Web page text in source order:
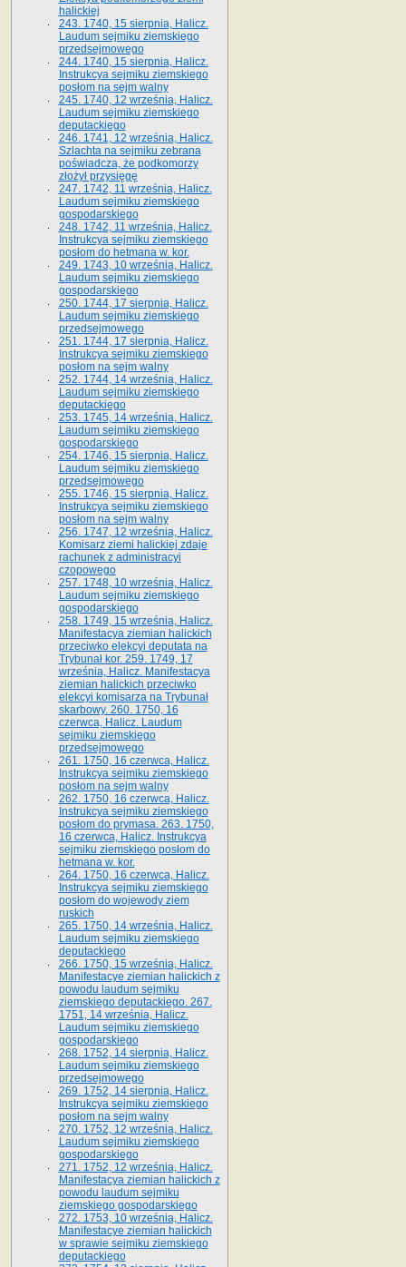
halickiej
243. 1740, 15 sierpnia, Halicz.
Laudum sejmiku ziemskiego
przedsejmowego
244. 1740, 15 sierpnia, Halicz.
Instrukcya sejmiku ziemskiego
posłom na sejm walny
245. 1740, 12 września, Halicz.
Laudum sejmiku ziemskiego
deputackiego
246. 1741, 12 września, Halicz.
Szlachta na sejmiku zebrana
poświadcza, że podkomorzy
złożył przysięgę
247. 1742, 11 września, Halicz.
Laudum sejmiku ziemskiego
gospodarskiego
248. 1742, 11 września, Halicz.
Instrukcya sejmiku ziemskiego
posłom do hetmana w. kor.
249. 1743, 10 września, Halicz.
Laudum sejmiku ziemskiego
gospodarskiego
250. 1744, 17 sierpnia, Halicz.
Laudum sejmiku ziemskiego
przedsejmowego
251. 1744, 17 sierpnia, Halicz.
Instrukcya sejmiku ziemskiego
posłom na sejm walny
252. 1744, 14 września, Halicz.
Laudum sejmiku ziemskiego
deputackiego
253. 1745, 14 września, Halicz.
Laudum sejmiku ziemskiego
gospodarskiego
254. 1746, 15 sierpnia, Halicz.
Laudum sejmiku ziemskiego
przedsejmowego
255. 1746, 15 sierpnia, Halicz.
Instrukcya sejmiku ziemskiego
posłom na sejm walny
256. 1747, 12 września, Halicz.
Komisarz ziemi halickiej zdaje
rachunek z administracyi
czopowego
257. 1748, 10 września, Halicz.
Laudum sejmiku ziemskiego
gospodarskiego
258. 1749, 15 września, Halicz.
Manifestacya ziemian halickich
przeciwko elekcyi deputata na
Trybunał kor. 259. 1749, 17
września, Halicz. Manifestacya
ziemian halickich przeciwko
elekcyi komisarza na Trybunał
skarbowy. 260. 1750, 16
czerwca, Halicz. Laudum
sejmiku ziemskiego
przedsejmowego
261. 1750, 16 czerwca, Halicz.
Instrukcya sejmiku ziemskiego
posłom na sejm walny
262. 1750, 16 czerwca, Halicz.
Instrukcya sejmiku ziemskiego
posłom do prymasa. 263. 1750,
16 czerwca, Halicz. Instrukcya
sejmiku ziemskiego posłom do
hetmana w. kor.
264. 1750, 16 czerwca, Halicz.
Instrukcya sejmiku ziemskiego
posłom do wojewody ziem
ruskich
265. 1750, 14 września, Halicz.
Laudum sejmiku ziemskiego
deputackiego
266. 1750, 15 września, Halicz.
Manifestacye ziemian halickich z
powodu laudum sejmiku
ziemskiego deputackiego. 267.
1751, 14 września, Halicz.
Laudum sejmiku ziemskiego
gospodarskiego
268. 1752, 14 sierpnia, Halicz.
Laudum sejmiku ziemskiego
przedsejmowego
269. 1752, 14 sierpnia, Halicz.
Instrukcya sejmiku ziemskiego
posłom na sejm walny
270. 1752, 12 września, Halicz.
Laudum sejmiku ziemskiego
gospodarskiego
271. 1752, 12 września, Halicz.
Manifestacya ziemian halickich z
powodu laudum sejmiku
ziemskiego gospodarskiego
272. 1753, 10 września, Halicz.
Manifestacye ziemian halickich
w sprawie sejmiku ziemskiego
deputackiego